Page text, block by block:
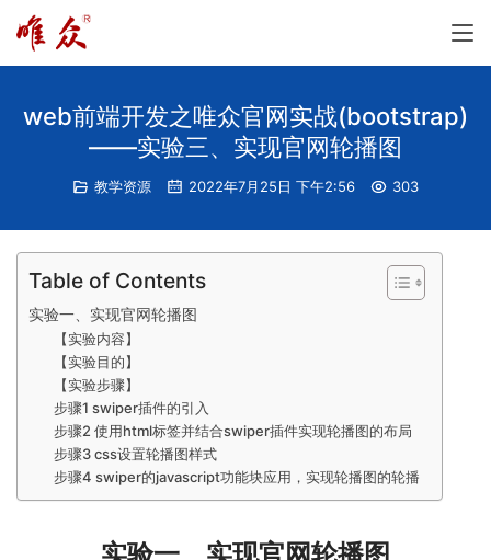
web前端开发之唯众官网实战(bootstrap)
——实验三、实现官网轮播图
教学资源 2022年7月25日 下午2:56 303
Table of Contents
实验一、实现官网轮播图
【实验内容】
【实验目的】
【实验步骤】
步骤1 swiper插件的引入
步骤2 使用html标签并结合swiper插件实现轮播图的布局
步骤3 css设置轮播图样式
步骤4 swiper的javascript功能块应用，实现轮播图的轮播